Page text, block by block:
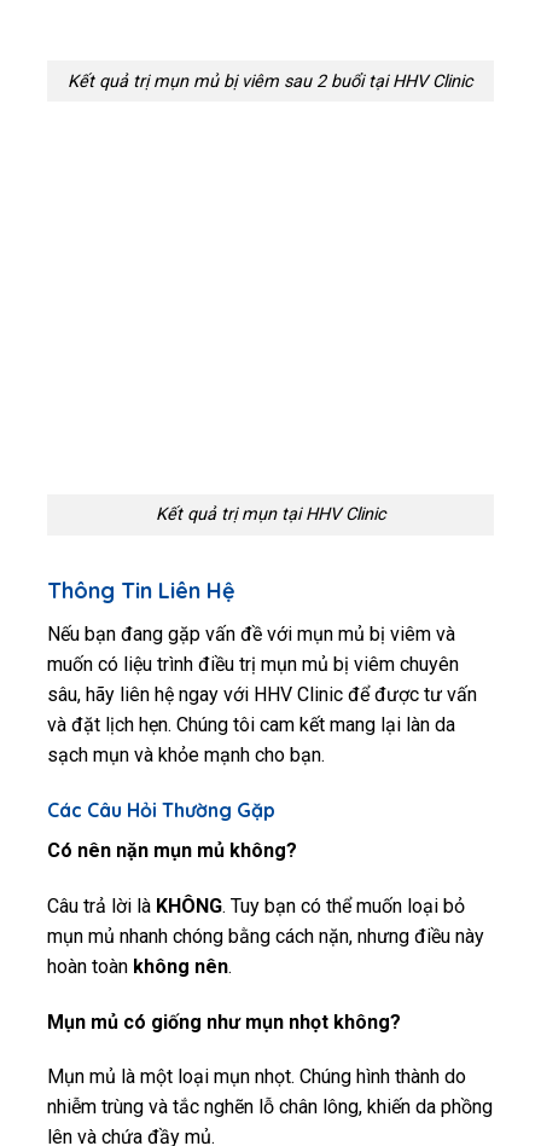
Kết quả trị mụn mủ bị viêm sau 2 buổi tại HHV Clinic
Kết quả trị mụn tại HHV Clinic
Thông Tin Liên Hệ
Nếu bạn đang gặp vấn đề với mụn mủ bị viêm và
muốn có liệu trình điều trị mụn mủ bị viêm chuyên
sâu, hãy liên hệ ngay với HHV Clinic để được tư vấn
và đặt lịch hẹn. Chúng tôi cam kết mang lại làn da
sạch mụn và khỏe mạnh cho bạn.
Các Câu Hỏi Thường Gặp
Có nên nặn mụn mủ không?
Câu trả lời là KHÔNG. Tuy bạn có thể muốn loại bỏ
mụn mủ nhanh chóng bằng cách nặn, nhưng điều này
hoàn toàn không nên.
Mụn mủ có giống như mụn nhọt không?
Mụn mủ là một loại mụn nhọt. Chúng hình thành do
nhiễm trùng và tắc nghẽn lỗ chân lông, khiến da phồng
lên và chứa đầy mủ.